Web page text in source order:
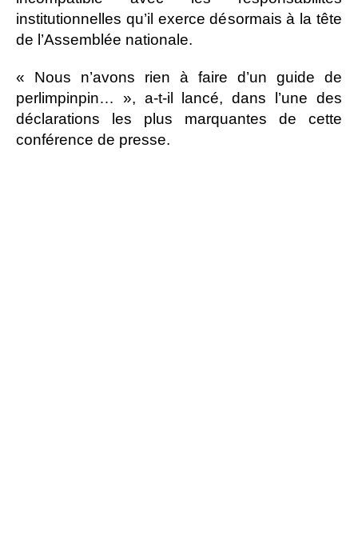
institutionnelles qu’il exerce désormais à la tête
de l’Assemblée nationale.
« Nous n’avons rien à faire d’un guide de
perlimpinpin… », a-t-il lancé, dans l’une des
déclarations les plus marquantes de cette
conférence de presse.